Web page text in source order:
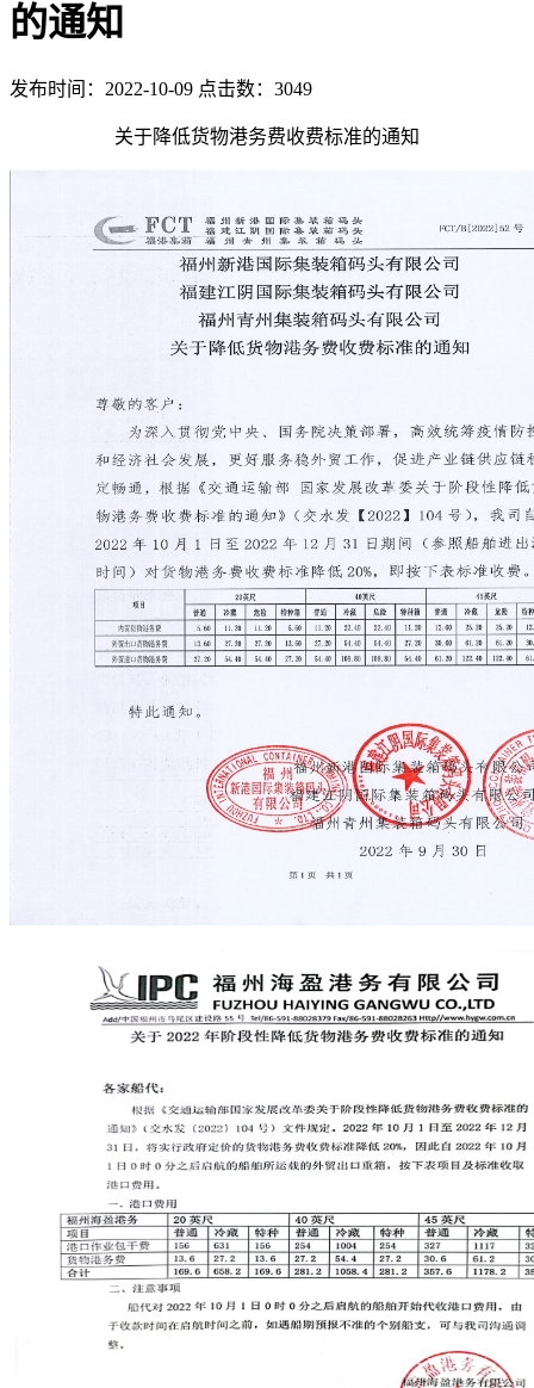
的通知
发布时间：2022-10-09 点击数：3049
关于降低货物港务费收费标准的通知